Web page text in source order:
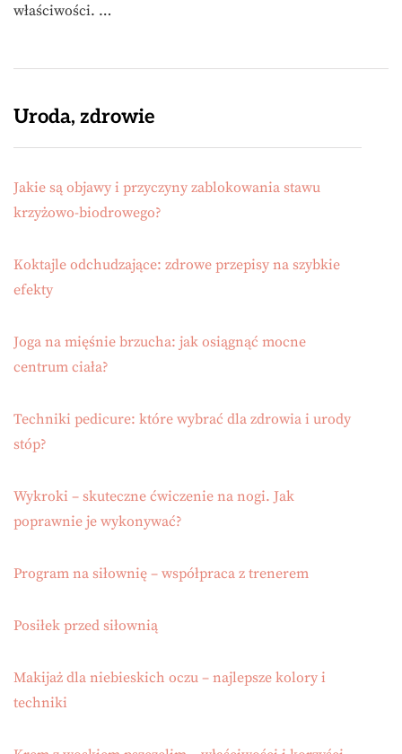
właściwości. …
Uroda, zdrowie
Jakie są objawy i przyczyny zablokowania stawu
krzyżowo-biodrowego?
Koktajle odchudzające: zdrowe przepisy na szybkie
efekty
Joga na mięśnie brzucha: jak osiągnąć mocne
centrum ciała?
Techniki pedicure: które wybrać dla zdrowia i urody
stóp?
Wykroki – skuteczne ćwiczenie na nogi. Jak
poprawnie je wykonywać?
Program na siłownię – współpraca z trenerem
Posiłek przed siłownią
Makijaż dla niebieskich oczu – najlepsze kolory i
techniki